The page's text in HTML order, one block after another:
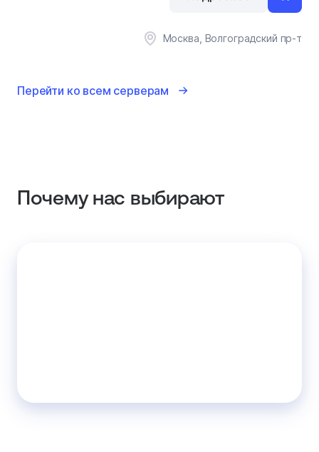
Москва, Волгоградский пр-т
Перейти ко всем серверам
Почему нас выбирают